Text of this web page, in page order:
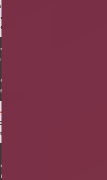
converties
caractères spéciaux ne
en utilisant les crochets.
de page]] ou utiliser un
(//Nom de page//) wiki
les caractères spéciaux
.
de page
//deux points// dans le nom
[[:tutoriel:nom_de_page]]